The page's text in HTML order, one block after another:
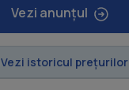
Vezi anunțul
Vezi istoricul prețurilor